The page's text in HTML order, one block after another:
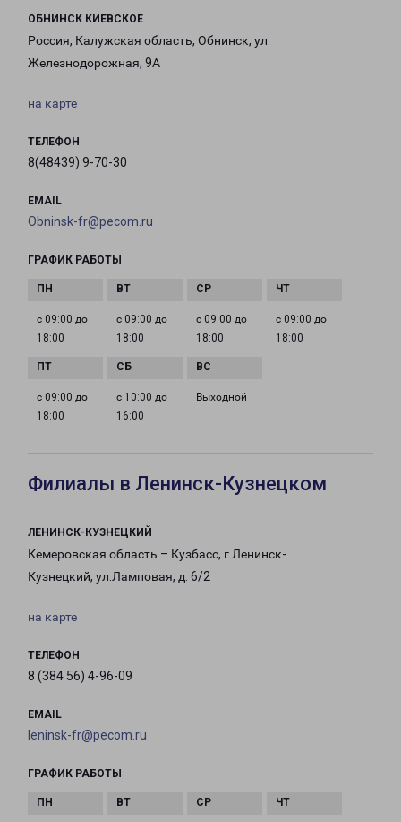
ОБНИНСК КИЕВСКОЕ
Россия, Калужская область, Обнинск, ул.
Железнодорожная, 9А
на карте
ТЕЛЕФОН
8(48439) 9-70-30
EMAIL
Obninsk-fr@pecom.ru
ГРАФИК РАБОТЫ
с 09:00 до
18:00
с 09:00 до
18:00
с 09:00 до
18:00
с 09:00 до
18:00
с 09:00 до
18:00
с 10:00 до
16:00
Выходной
Филиалы в Ленинск-Кузнецком
ЛЕНИНСК-КУЗНЕЦКИЙ
Кемеровская область – Кузбасс, г.Ленинск-
Кузнецкий, ул.Ламповая, д. 6/2
на карте
ТЕЛЕФОН
8 (384 56) 4-96-09
EMAIL
leninsk-fr@pecom.ru
ГРАФИК РАБОТЫ